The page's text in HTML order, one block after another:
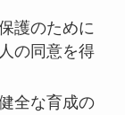
護のために
の同意を得
全な育成の